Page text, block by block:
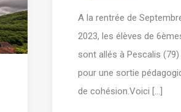
A la rentrée de
2023, les élèves de
sont allés à Pescalis (79)
pour une sortie
de cohésion.Voici [...]